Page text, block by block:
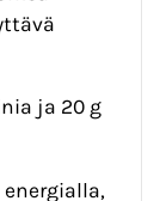
ja 20 g